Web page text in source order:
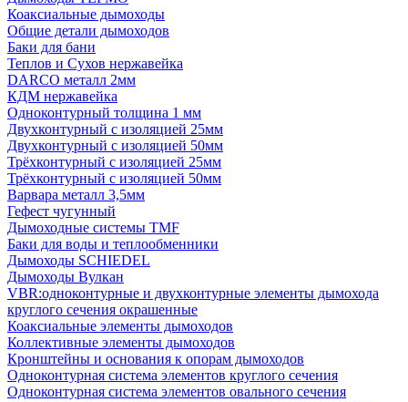
Коаксиальные дымоходы
Общие детали дымоходов
Баки для бани
Теплов и Сухов нержавейка
DARCO металл 2мм
КДМ нержавейка
Одноконтурный толщина 1 мм
Двухконтурный с изоляцией 25мм
Двухконтурный с изоляцией 50мм
Трёхконтурный с изоляцией 25мм
Трёхконтурный с изоляцией 50мм
Варвара металл 3,5мм
Гефест чугунный
Дымоходные системы TMF
Баки для воды и теплообменники
Дымоходы SCHIEDEL
Дымоходы Вулкан
VBR:одноконтурные и двухконтурные элементы дымохода
круглого сечения окрашенные
Коаксиальные элементы дымоходов
Коллективные элементы дымоходов
Кронштейны и основания к опорам дымоходов
Одноконтурная система элементов круглого сечения
Одноконтурная система элементов овального сечения